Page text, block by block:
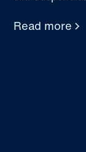
Read more